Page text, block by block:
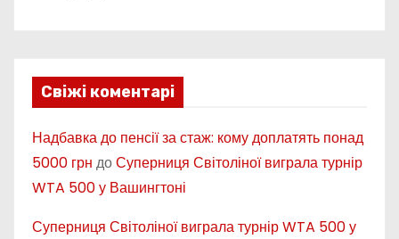
Свіжі коментарі
Надбавка до пенсії за стаж: кому доплатять понад
5000 грн доСуперниця Світоліної виграла турнір
WTA 500 у Вашингтоні
Суперниця Світоліної виграла турнір WTA 500 у